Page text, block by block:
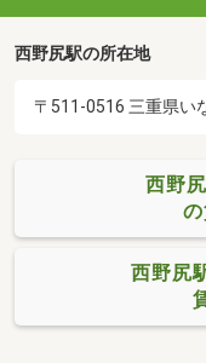
西野尻駅の所在地
〒511-0516 三重県い
西野
西野尻